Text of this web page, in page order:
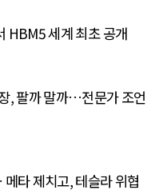
HBM5 세계 최초 공개
, 팔까 말까…전문가 조언
타 제치고, 테슬라 위협